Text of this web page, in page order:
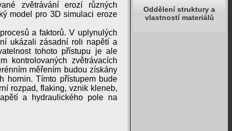
zvětrávání erozí různých
model pro 3D simulaci eroze
a faktorů. V uplynulých
ukázali zásadní roli napětí a
tohoto přístupu je ale
kontrolovaných zvětrávacích
měřením budou získány
hornin. Tímto přístupem bude
rozpad, flaking, vznik kleneb,
a hydraulického pole na
Oddělení struktury a
vlastností materiálů